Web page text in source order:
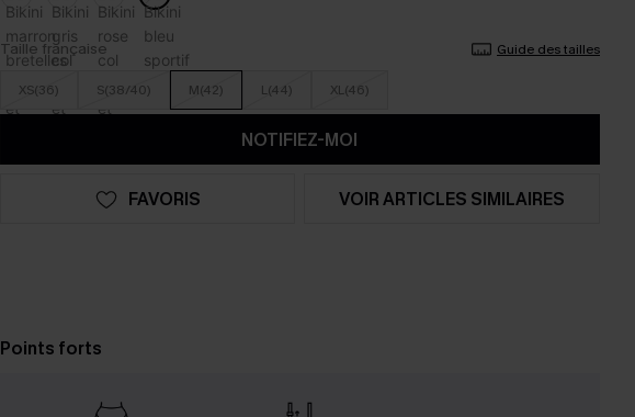
Taille française Guide des tailles
XS(36) S(38/40) M(42) L(44) XL(46)
NOTIFIEZ-MOI
FAVORIS VOIR ARTICLES SIMILAIRES
Points forts